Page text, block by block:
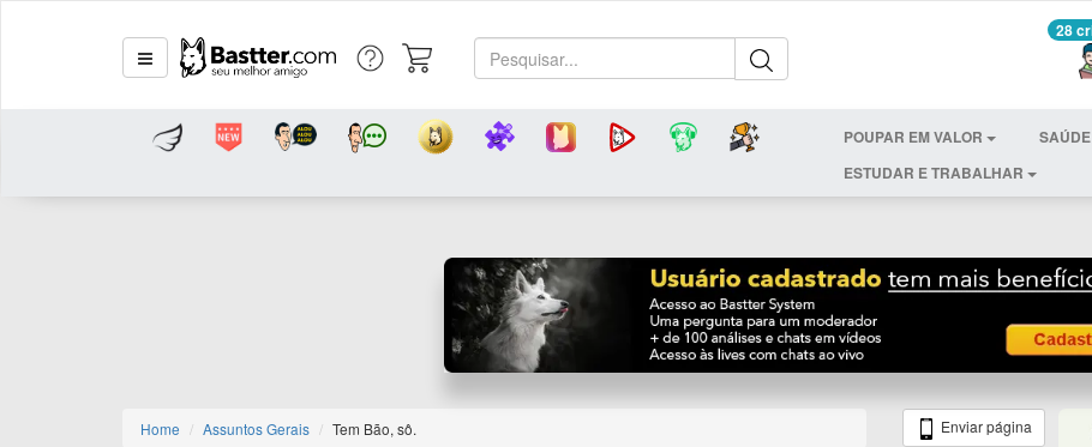
28
POUPAR EM VALOR
ESTUDAR E TRABALHAR
Home Assuntos Gerais Tem Bão, sô. Enviar página